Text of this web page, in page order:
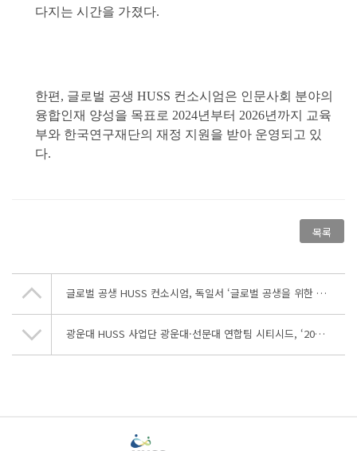
다지는 시간을 가졌다.
한편, 글로벌 공생 HUSS 컨소시엄은 인문사회 분야의
융합인재 양성을 목표로 2024년부터 2026년까지 교육
부와 한국연구재단의 재정 지원을 받아 운영되고 있
다.
목록
글로벌 공생 HUSS 컨소시엄, 독일서 ‘글로벌 공생을 위한 상호문화주의 실천 프로그램’ 성료
광운대 HUSS 사업단 광운대·선문대 연합팀 시티시드, ‘2026 글로벌 공생 연합 학술제’ 우수상…